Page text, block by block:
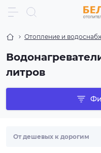
Отопление и
литров